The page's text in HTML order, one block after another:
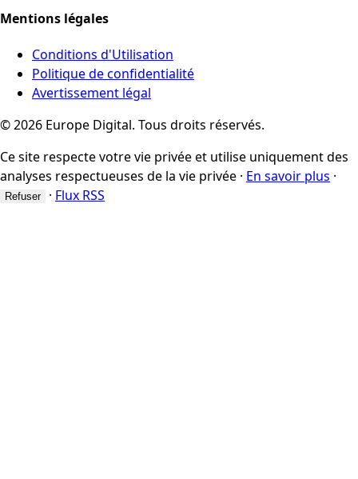
Mentions légales
Conditions d'Utilisation
Politique de confidentialité
Avertissement légal
© 2026 Europe Digital. Tous droits réservés.
Ce site respecte votre vie privée et utilise uniquement des
analyses respectueuses de la vie privée · En savoir plus ·
Refuser · Flux RSS